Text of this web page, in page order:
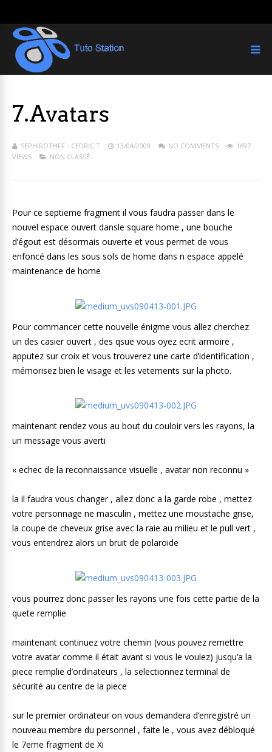
7.Avatars
SEPHIROTHFF - CEDRIC T 13/04/2009 NO COMMENTS
1697
VIEWS
NON CLASSÉ
Pour ce septieme fragment il vous faudra passer dans le
nouvel espace ouvert dansle square home , une bouche
d’égout est désormais ouverte et vous permet de vous
enfoncé dans les sous sols de home dans n espace appelé
maintenance de home
Pour commancer cette nouvelle énigme vous allez cherchez
un des casier ouvert , des qsue vous oyez ecrit armoire ,
apputez sur croix et vous trouverez une carte d’identification ,
mémorisez bien le visage et les vetements sur la photo.
maintenant rendez vous au bout du couloir vers les rayons, la
un message vous averti
« echec de la reconnaissance visuelle , avatar non reconnu »
la il faudra vous changer , allez donc a la garde robe , mettez
votre personnage ne masculin , mettez une moustache grise,
la coupe de cheveux grise avec la raie au milieu et le pull vert ,
vous entendrez alors un bruit de polaroide
vous pourrez donc passer les rayons une fois cette partie de la
quete remplie
maintenant continuez votre chemin (vous pouvez remettre
votre avatar comme il était avant si vous le voulez) jusqu’a la
piece remplie d’ordinateurs , la selectionnez terminal de
sécurité au centre de la piece
sur le premier ordinateur on vous demandera d’enregistré un
nouveau membre du personnel , faite le , vous avez débloqué
le 7eme fragment de Xi